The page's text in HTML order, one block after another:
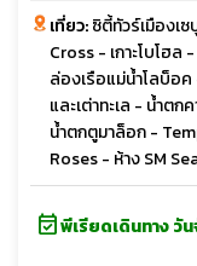
เที่ยว:ซิตี้ทัวร์เมืองเ
Cross - เกาะโบโฮล
ล่องเรือแม่น้ำโลบ็อ
และเต่าทะเล - น้ำต
น้ำตกตูมาล็อก -
Roses - ห้าง SM
event_availableพีเรียดเดินทาง วั